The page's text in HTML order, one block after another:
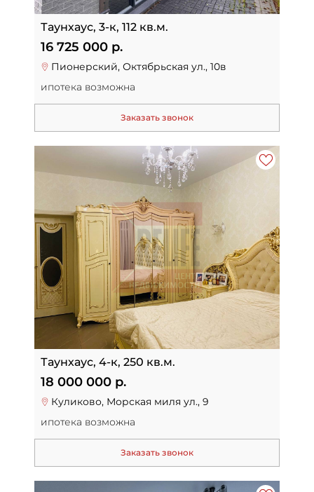
Таунхаус, 3-к, 112 кв.м.
16 725 000 р.
Пионерский, Октябрьская ул., 10в
ипотека возможна
Заказать звонок
Таунхаус, 4-к, 250 кв.м.
18 000 000 р.
Куликово, Морская миля ул., 9
ипотека возможна
Заказать звонок